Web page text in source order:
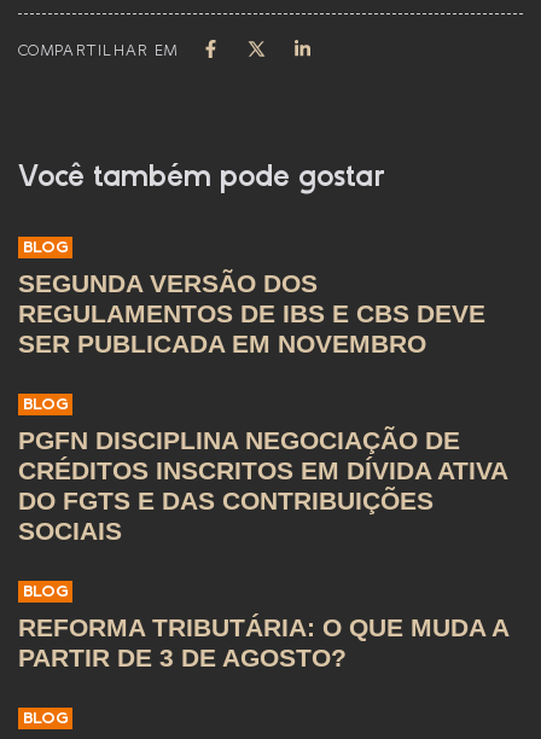
COMPARTILHAR EM
Você também pode gostar
BLOG
SEGUNDA VERSÃO DOS
REGULAMENTOS DE IBS E CBS DEVE
SER PUBLICADA EM NOVEMBRO
BLOG
PGFN DISCIPLINA NEGOCIAÇÃO DE
CRÉDITOS INSCRITOS EM DÍVIDA ATIVA
DO FGTS E DAS CONTRIBUIÇÕES
SOCIAIS
BLOG
REFORMA TRIBUTÁRIA: O QUE MUDA A
PARTIR DE 3 DE AGOSTO?
BLOG